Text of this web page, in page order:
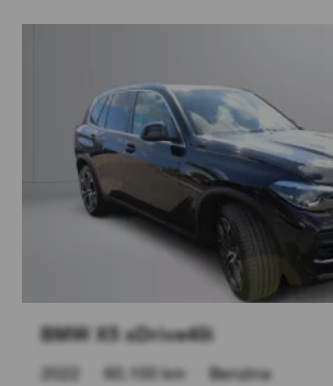
BMW X5 xDrive40i
2022 60.100 km Benzina